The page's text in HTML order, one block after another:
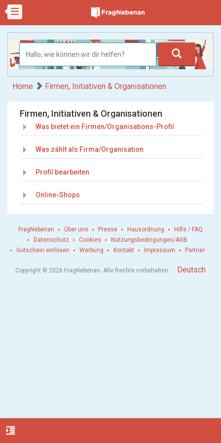
Home Firmen, Initiativen & Organisationen
Firmen, Initiativen & Organisationen
Was bietet ein Firmen/Organisations-Profil
Was zählt als Firma/Organisation
Profil bearbeiten
Online-Shops
format_indent_increase
FragNebenan Über uns Presse Hausordnung
Hilfe / FAQ
Datenschutz
Cookies
Nutzungsbedingungen/AGB
Gutschein einlösen
Werbung Kontakt Impressum Partner
Copyright © 2026 FragNebenan. Alle Rechte vorbehalten . Deutsch